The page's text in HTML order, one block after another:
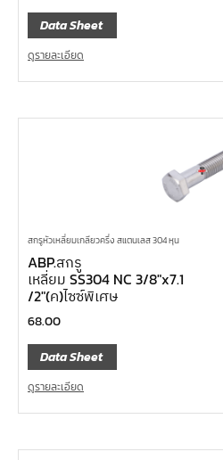
Data Sheet
ดูรายละเอียด
สกรูหัวเหลี่ยมเกลียวครึ่ง สแตนเลส 304 หุน
ABP.สกรู
เหลี่ยม SS304 NC 3/8″x7.1
/2″(ค)ไซซ์พิเศษ
68.00
Data Sheet
ดูรายละเอียด